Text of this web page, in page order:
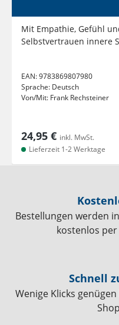
Mit Empathie, Gefühl
Selbstvertrauen innere
EAN:9783869807980
Sprache: Deutsch
Von/Mit: Frank Rechsteiner
24,95 € inkl. MwSt.
Lieferzeit 1-2 Werktage
Bestellungen werden
kostenlos
Schnell
Wenige Klicks